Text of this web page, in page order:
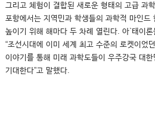
그리고 체험이 결합된 새로운 형태의 고급 과
포항에서는 지역민과 학생들의 과학적 마인드
높이기 위해 해마다 두 차례 열린다. 아`태이
“조선시대에 이미 세계 최고 수준의 로켓이었
이야기를 통해 미래 과학도들이 우주강국 대
기대한다”고 말했다.